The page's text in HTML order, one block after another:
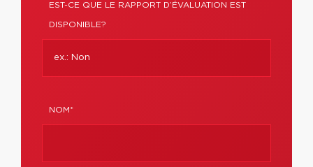
EST-CE QUE LE RAPPORT D’ÉVALUATION EST
DISPONIBLE?
NOM*